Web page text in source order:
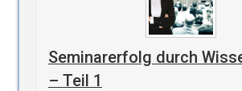
Seminarerfolg durch
– Teil 1